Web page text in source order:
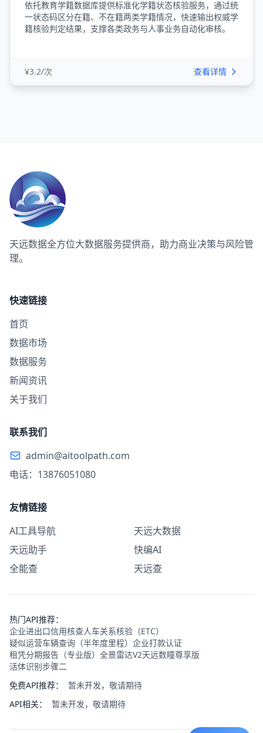
依托教育学籍数据库提供标准化学籍状态核验服务，通过统
一状态码区分在籍、不在籍两类学籍情况，快速输出权威学
籍核验判定结果，支撑各类政务与人事业务自动化审核。
¥3.2/次 查看详情
天远数据全方位大数据服务提供商，助力商业决策与风险管
理。
快速链接
首页
数据市场
数据服务
新闻资讯
关于我们
联系我们
admin@aitoolpath.com
电话：13876051080
友情链接
AI工具导航
天远大数据
天远助手
快编AI
全能查
天远查
热门API推荐：
企业进出口信用核查人车关系核验（ETC）
疑似运营车辆查询（半年度里程） 企业打款认证
租凭分期报告（专业版） 全景雷达V2天远数瞳尊享版
活体识别步骤二
免费API推荐：
暂未开发，敬请期待
API相关：
暂未开发，敬请期待